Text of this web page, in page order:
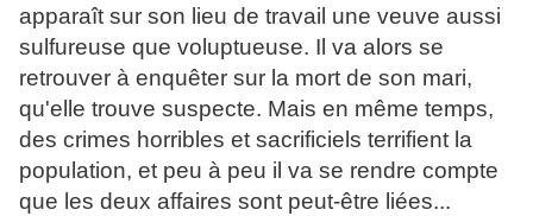
apparaît sur son lieu de travail une veuve aussi
sulfureuse que voluptueuse. Il va alors se
retrouver à enquêter sur la mort de son mari,
qu'elle trouve suspecte. Mais en même temps,
des crimes horribles et sacrificiels terrifient la
population, et peu à peu il va se rendre compte
que les deux affaires sont peut-être liées...